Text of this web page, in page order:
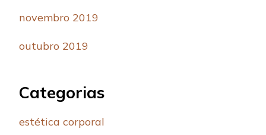
novembro 2019
outubro 2019
Categorias
estética corporal